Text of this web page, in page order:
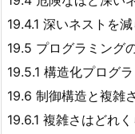
19.4.1 深いネストを
19.5 プログラミング
19.5.1 構造化プログ
19.6 制御構造と複雑さ
19.6.1 複雑さはどれ